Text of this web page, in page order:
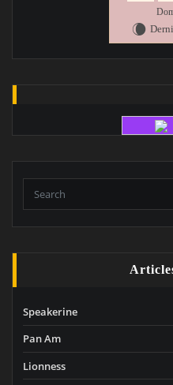
W
Speakerine
Pan Am
Lionness